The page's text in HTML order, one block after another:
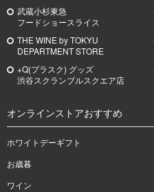
武蔵小杉東急
フードショースライス
THE WINE by TOKYU
DEPARTMENT STORE
+Q(プラスク) グッズ
渋谷スクランブルスクエア店
オンラインストアおすすめ
ホワイトデーギフト
お歳暮
ワイン